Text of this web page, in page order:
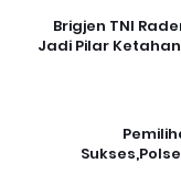
Brigjen TNI
Jadi Pilar